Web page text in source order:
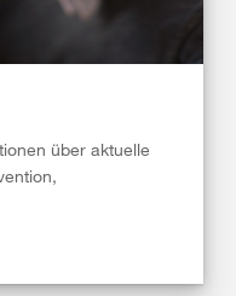
über aktuelle